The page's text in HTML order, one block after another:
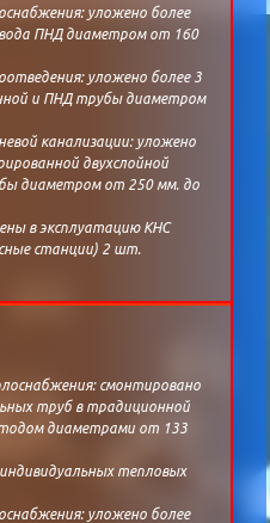
уложено более
ПНД диаметром от 160
уложено более 3
и ПНД трубы диаметром
канализации: уложено
двухслойной
диаметром от 250 мм. до
в эксплуатацию КНС
станции) 2 шт.
смонтировано
труб в традиционной
диаметрами от 133
тепловых
уложено более